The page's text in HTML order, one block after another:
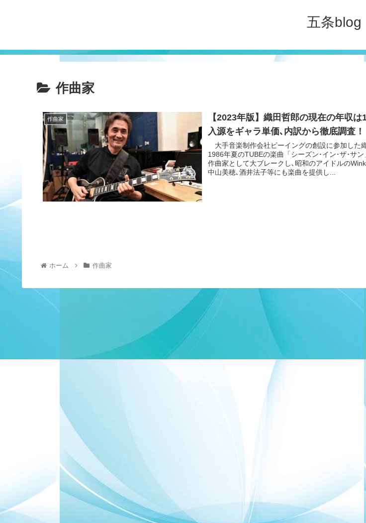
五条blog
作曲家
作曲家
【2023年版】織田哲郎の現在の年収
入源をギャラ単価､内訳から徹底調査！
大手音楽制作会社ビーイングの創設に参加した
1986年夏のTUBEの楽曲「シーズン･イン･ザ･サン
作曲家として大ブレークし､昭和のアイドルの
中山美穂､酒井法子等にも楽曲を提供し...
ホーム 作曲家